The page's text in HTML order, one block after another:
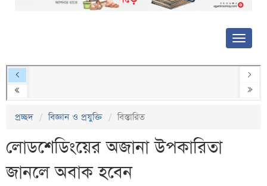
প্রচ্ছদ বিজ্ঞান ও প্রযুক্তি বিস্তারিত
লোডশেডিংয়ের অজানা উপকারিতা
জানলে অবাক হবেন